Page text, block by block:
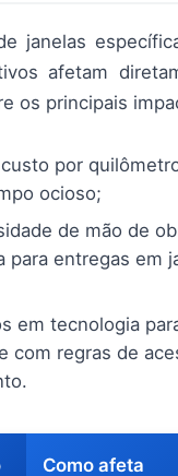
janelas
afetam
os principais
por
ocioso;
de mão de
para entregas em
em tecnologia
com regras de
Como afeta